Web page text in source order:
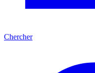
Chercher